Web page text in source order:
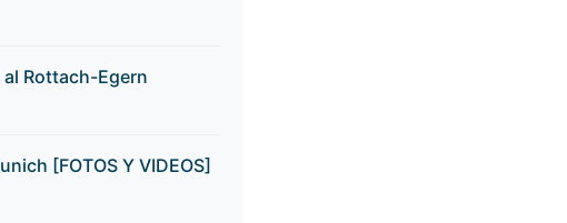
Rottach-Egern
[FOTOS Y VIDEOS]